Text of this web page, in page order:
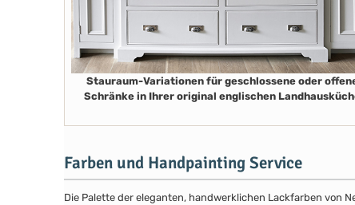
Stauraum-Variationen für geschlossene oder
Schränke in Ihrer original englischen
Farben und Handpainting Service
Die Palette der eleganten, handwerklichen Lackfarben von